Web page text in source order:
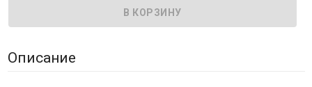
Описание